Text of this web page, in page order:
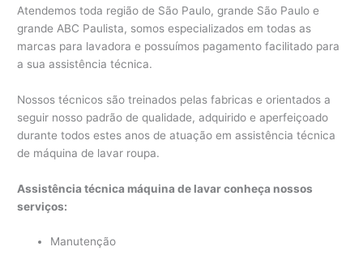
Atendemos toda região de São Paulo, grande São Paulo e
grande ABC Paulista, somos especializados em todas as
marcas para lavadora e possuímos pagamento facilitado para
a sua assistência técnica.
Nossos técnicos são treinados pelas fabricas e orientados a
seguir nosso padrão de qualidade, adquirido e aperfeiçoado
durante todos estes anos de atuação em assistência técnica
de máquina de lavar roupa.
Assistência técnica máquina de lavar conheça nossos
serviços:
Manutenção